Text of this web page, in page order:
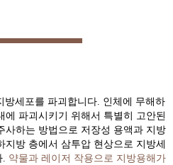
세포를 파괴합니다. 인체에 무해하
에 파괴시키기 위해서 특별히 고안된
사하는 방법으로 저장성 용액과 지방
방 층에서 삼투압 현상으로 지방세
. 약물과 레이저 작용으로 지방용해가